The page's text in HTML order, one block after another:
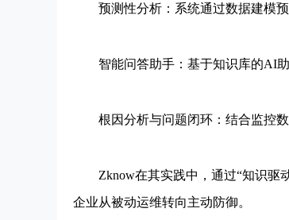
预测性分析：系统通过数据建模预
智能问答助手：基于知识库的AI助
根因分析与问题闭环：结合监控数
Zknow在其实践中，通过“知识驱
企业从被动运维转向主动防御。